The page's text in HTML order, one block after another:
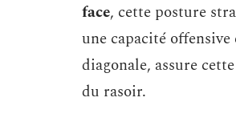
face, cette posture
une capacité
diagonale, assure
du rasoir.